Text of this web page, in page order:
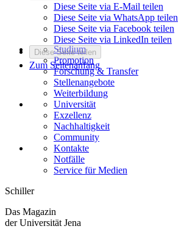
Diese Seite via E-Mail teilen
Diese Seite via WhatsApp teilen
Diese Seite via Facebook teilen
Diese Seite via LinkedIn teilen
Diese Seite teilen
Zum Seitenanfang
Studium
Promotion
Forschung & Transfer
Stellenangebote
Weiterbildung
Universität
Exzellenz
Nachhaltigkeit
Community
Kontakte
Notfälle
Service für Medien
Schiller
Das Magazin
der Universität Jena